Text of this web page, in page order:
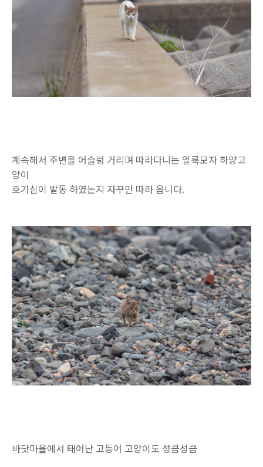
계속해서 주변을 어슬렁 거리며 따라다니는 얼룩모자 하양고
양이
호기심이 발동 하였는지 자꾸만 따라 옵니다.
바닷마을에서 태어난 고등어 고양이도 성큼성큼